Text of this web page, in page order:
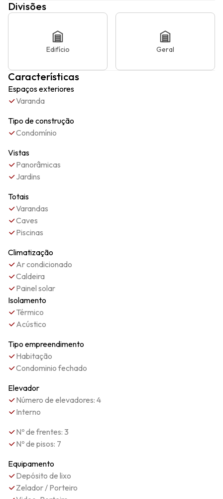
Divisões
Edifício Geral
Características
Espaços exteriores
Varanda
Tipo de construção
Condomínio
Vistas
Panorâmicas
Jardins
Totais
Varandas
Caves
Piscinas
Climatização
Ar condicionado
Caldeira
Painel solar
Isolamento
Térmico
Acústico
Tipo empreendimento
Habitação
Condominio fechado
Elevador
Número de elevadores: 4
Interno
Nº de frentes: 3
Nº de pisos: 7
Equipamento
Depósito de lixo
Zelador / Porteiro